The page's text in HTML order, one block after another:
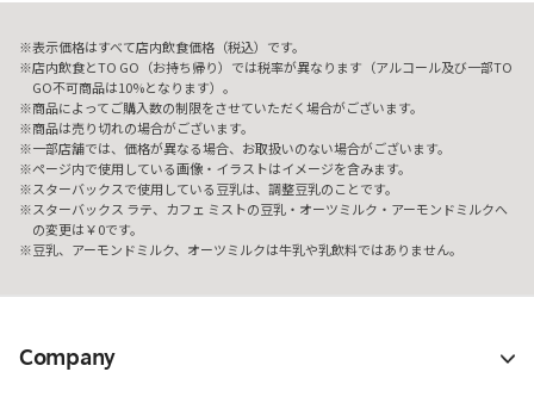
表示価格はすべて店内飲食価格（税込）です。
店内飲食とTO GO（お持ち帰り）では税率が異なります（アルコール及び一部TO
GO不可商品は10%となります）。
商品によってご購入数の制限をさせていただく場合がございます。
商品は売り切れの場合がございます。
一部店舗では、価格が異なる場合、お取扱いのない場合がございます。
ページ内で使用している画像・イラストはイメージを含みます。
スターバックスで使用している豆乳は、調整豆乳のことです。
スターバックス ラテ、カフェ ミストの豆乳・オーツミルク・アーモンドミルクへ
の変更は￥0です。
豆乳、アーモンドミルク、オーツミルクは牛乳や乳飲料ではありません。
Company